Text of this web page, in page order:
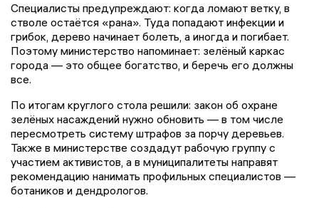
Специалисты предупреждают: когда ломают ветку, в
стволе остаётся «рана». Туда попадают инфекции и
грибок, дерево начинает болеть, а иногда и погибает.
Поэтому министерство напоминает: зелёный каркас
города — это общее богатство, и беречь его должны
все.
По итогам круглого стола решили: закон об охране
зелёных насаждений нужно обновить — в том числе
пересмотреть систему штрафов за порчу деревьев.
Также в министерстве создадут рабочую группу с
участием активистов, а в муниципалитеты направят
рекомендацию нанимать профильных специалистов —
ботаников и дендрологов.